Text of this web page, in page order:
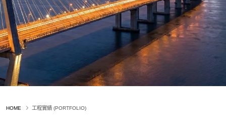
HOME 工程實績 (PORTFOLIO)